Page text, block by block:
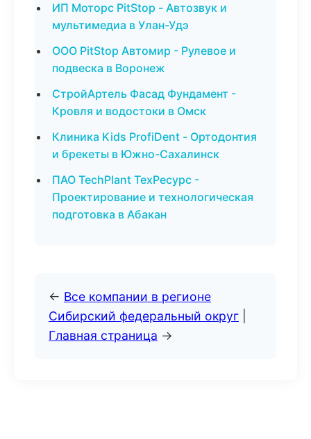
ИП Моторс PitStop - Автозвук и
мультимедиа в Улан-Удэ
ООО PitStop Автомир - Рулевое и
подвеска в Воронеж
СтройАртель Фасад Фундамент -
Кровля и водостоки в Омск
Клиника Kids ProfiDent - Ортодонтия
и брекеты в Южно-Сахалинск
ПАО TechPlant ТехРесурс -
Проектирование и технологическая
подготовка в Абакан
← Все компании в регионе
Сибирский федеральный округ
Главная страница →